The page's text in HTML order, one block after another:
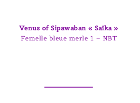
Venus of Sipawaban « Saïka »
Femelle bleue merle 1 – NBT